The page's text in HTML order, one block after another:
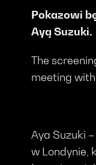
Pokazowi
Ayą Suzuki.
The
meeting with
Aya Suzuki
w Londynie,